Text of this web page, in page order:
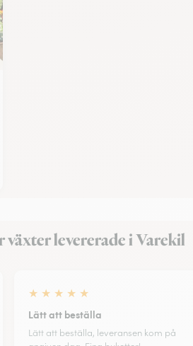
levererade i Varekil
★ ★ ★ ★ ★
Lätt att beställa
Lätt att beställa, leveransen kom på